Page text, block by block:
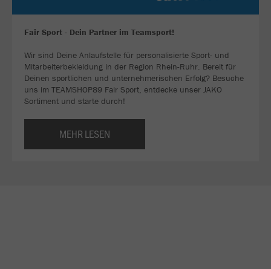
Fair Sport - Dein Partner im Teamsport!
Wir sind Deine Anlaufstelle für personalisierte Sport- und
Mitarbeiterbekleidung in der Region Rhein-Ruhr. Bereit für
Deinen sportlichen und unternehmerischen Erfolg? Besuche
uns im TEAMSHOP89 Fair Sport, entdecke unser JAKO
Sortiment und starte durch!
MEHR LESEN